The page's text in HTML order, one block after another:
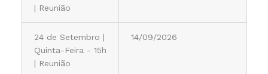
| Reunião
24 de Setembro |
Quinta-Feira - 15h
| Reunião
14/09/2026